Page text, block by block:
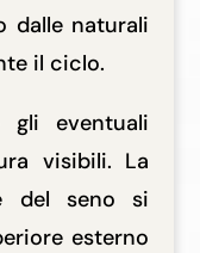
dalle naturali
il ciclo.
gli eventuali
visibili. La
del seno si
esterno